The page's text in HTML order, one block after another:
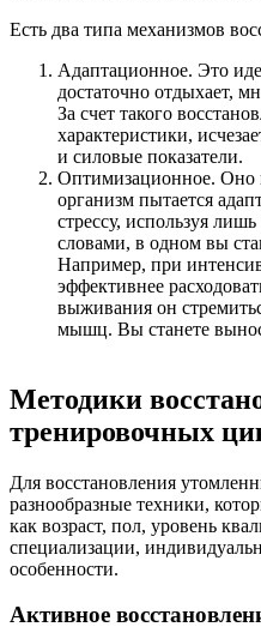
Есть два типа механизмов
Адаптационное. Это
достаточно отдыхает,
За счет такого
характеристики,
и силовые показатели.
Оптимизационное. Оно
организм пытается
стрессу, используя
словами, в одном вы
Например, при
эффективнее
выживания он
мышц. Вы станете
Методики
тренировочных
Для восстановления
разнообразные техники,
как возраст, пол, уровень
специализации,
особенности.
Активное